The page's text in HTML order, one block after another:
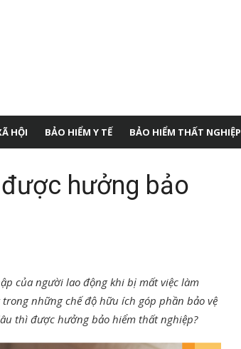
HỘI BẢO HIỂM Y TẾ BẢO HIỂM THẤT NGHIỆP
hưởng bảo
của người lao động khi bị mất việc làm
những chế độ hữu ích góp phần bảo vệ
thì được hưởng bảo hiểm thất nghiệp?